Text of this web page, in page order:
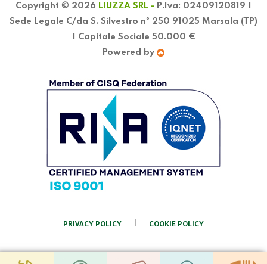
Copyright © 2026 LIUZZA SRL - P.Iva: 02409120819 |
Sede Legale C/da S. Silvestro nº 250 91025 Marsala (TP)
| Capitale Sociale 50.000 €
Powered by
PRIVACY POLICY COOKIE POLICY